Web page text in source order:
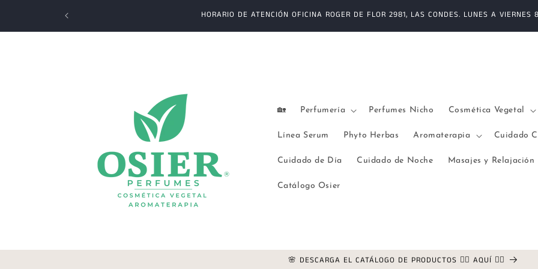
directamente
HORARIO DE ATENCIÓN OFICINA ROGER DE FLOR 2981, LAS CONDES. LUNES A
🏡 Perfumería Perfumes Nicho Cosmética Vegetal
Línea Serum Phyto Herbas Aromaterapia Cuidado
Cuidado de Día Cuidado de Noche Masajes y Relajación
Catálogo Osier
🌸 DESCARGA EL CATÁLOGO DE PRODUCTOS 👉🏻 AQUÍ 👈🏻